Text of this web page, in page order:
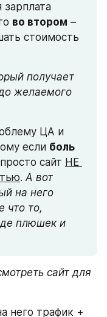
зарплата
во втором –
стоимость
получает
желаемого
ЦА и
если боль
сайт НЕ
. А вот
на него
что то,
плюшек и
сайт для
него трафик +